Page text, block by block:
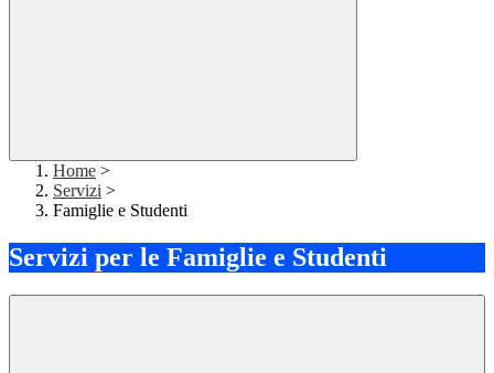
Home >
Servizi >
Famiglie e Studenti
Servizi per le Famiglie e Studenti